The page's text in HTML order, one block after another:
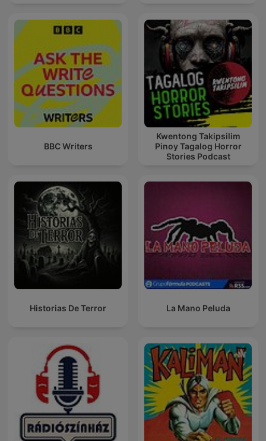
BBC Writers
Kwentong Takipsilim
Pinoy Tagalog Horror
Stories Podcast
Historias De Terror La Mano Peluda